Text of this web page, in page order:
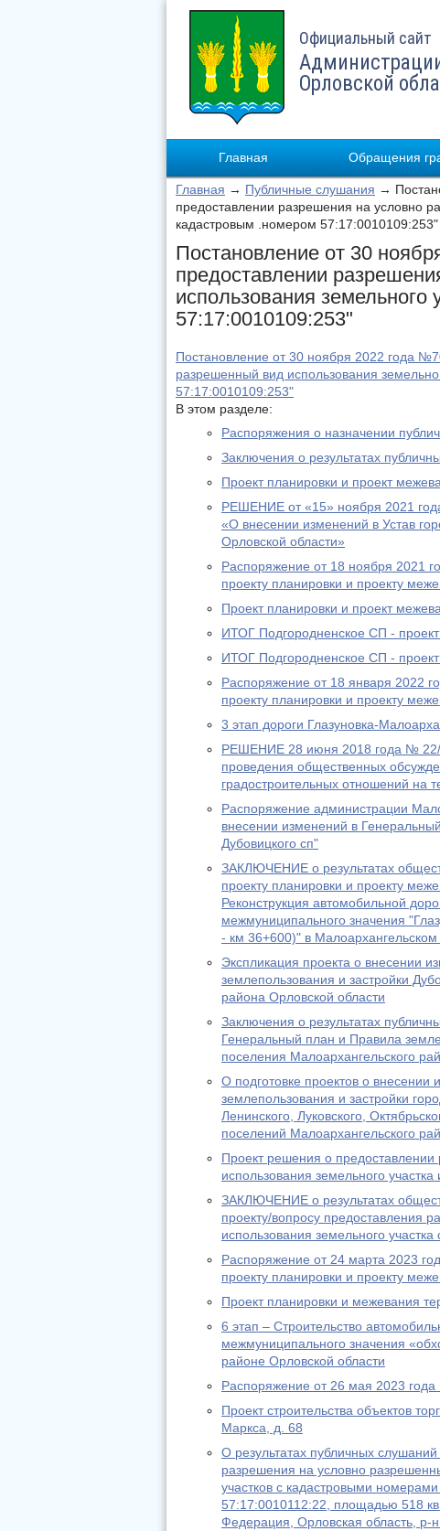
Официальный сайт
Орловской
Главная Обращения
Главная → Публичные слушания →
предоставлении разрешения на условно
кадастровым .номером 57:17:0010109:253"
Постановление от 30
предоставлении
использования
57:17:0010109:253"
Постановление от 30 ноября 2022 года
разрешенный вид использования
57:17:0010109:253"
В этом разделе:
Распоряжения о назначении
Заключения о результатах
Проект планировки и проект
РЕШЕНИЕ от «15» ноября 2021
«О внесении изменений в Устав
Орловской области»
Распоряжение от 18 ноября 2021
проекту планировки и проекту
Проект планировки и проект
ИТОГ Подгородненское СП -
ИТОГ Подгородненское СП -
Распоряжение от 18 января 2022
проекту планировки и проекту
3 этап дороги Глазуновка-
РЕШЕНИЕ 28 июня 2018 года № 22/
проведения общественных
градостроительных отношений на
Распоряжение администрации
внесении изменений в
Дубовицкого сп"
ЗАКЛЮЧЕНИЕ о результатах
проекту планировки и проекту
Реконструкция автомобильной
межмуниципального значения
- км 36+600)" в
Экспликация проекта о внесении
землепользования и застройки
района Орловской области
Заключения о результатах
Генеральный план и Правила
поселения Малоархангельского
О подготовке проектов о
землепользования и застройки
Ленинского, Луковского,
поселений Малоархангельского
Проект решения о
использования земельного
ЗАКЛЮЧЕНИЕ o результатах
проекту/вопросу предоставления
использования земельного
Распоряжение от 24 марта 2023
проекту планировки и проекту
Проект планировки и межевания
6 этап – Строительство
межмуниципального значения
районе Орловской области
Распоряжение от 26 мая 2023
Проект строительства объектов
Маркса, д. 68
О результатах публичных
разрешения на условно
участков с кадастровыми
57:17:0010112:22, площадью 518
Федерация, Орловская область, р-